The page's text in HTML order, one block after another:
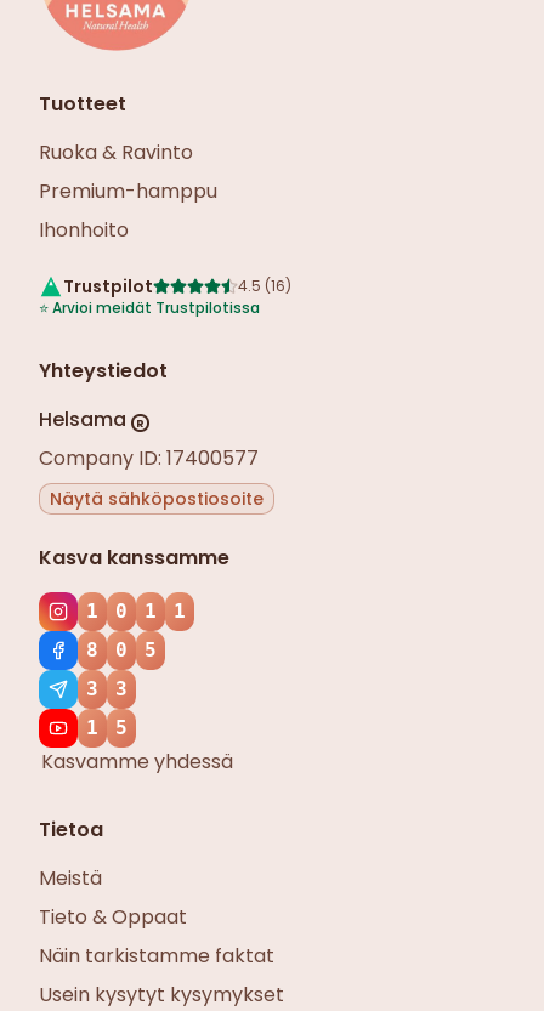
Tuotteet
Ruoka & Ravinto
Premium-hamppu
Ihonhoito
Trustpilot 4.5 (16)
⭐Arvioi meidät Trustpilotissa
Yhteystiedot
Helsama
R
Company ID: 17400577
Näytä sähköpostiosoite
Kasva kanssamme
1 0 1
1
8
0
5
3
3
1
5
Kasvamme yhdessä
Tietoa
Meistä
Tieto & Oppaat
Näin tarkistamme faktat
Usein kysytyt kysymykset